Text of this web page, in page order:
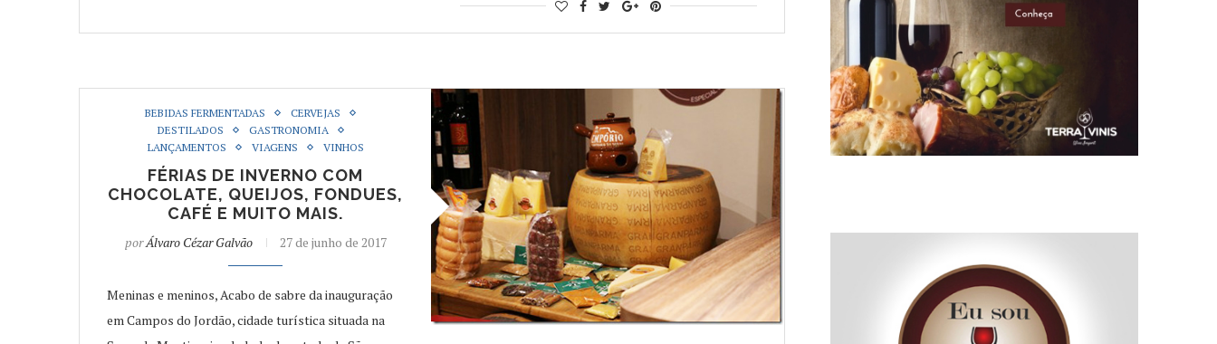
BEBIDAS FERMENTADAS
CERVEJAS
DESTILADOS
GASTRONOMIA
LANÇAMENTOS
VIAGENS VINHOS
FÉRIAS DE INVERNO COM
CHOCOLATE, QUEIJOS, FONDUES,
CAFÉ E MUITO MAIS.
porÁlvaro Cézar Galvão 27 de junho de 2017
Meninas e meninos, Acabo de sabre da inauguração
em Campos do Jordão, cidade turística situada na